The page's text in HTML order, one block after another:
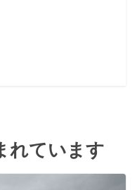
れています